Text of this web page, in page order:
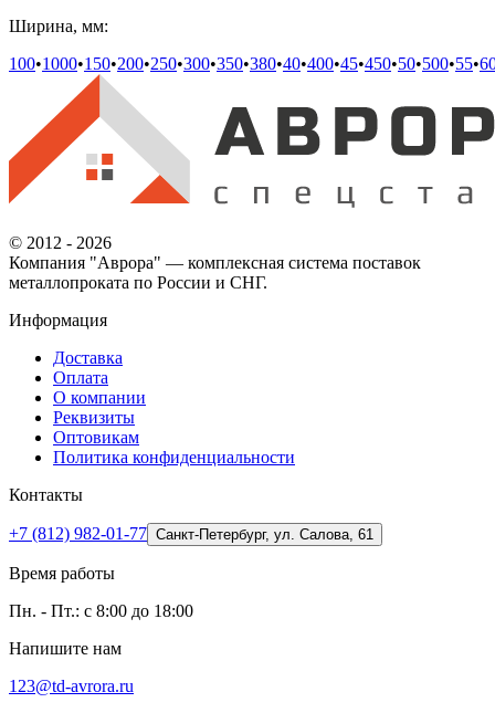
Ширина, мм:
100•1000•150•200•250•300•350•380•40•400•45•450•50•500•55•
© 2012 - 2026
Компания "Аврора" — комплексная система поставок
металлопроката по России и СНГ.
Информация
Доставка
Оплата
О компании
Реквизиты
Оптовикам
Политика конфиденциальности
Контакты
+7 (812) 982-01-77 Санкт-Петербург, ул. Салова, 61
Время работы
Пн. - Пт.: с 8:00 до 18:00
Напишите нам
123@td-avrora.ru